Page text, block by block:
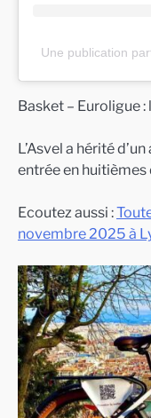
Une publication
Basket – Euroligue :
L’Asvel a hérité
entrée en huitièmes
Ecoutez aussi :
novembre 2025 à